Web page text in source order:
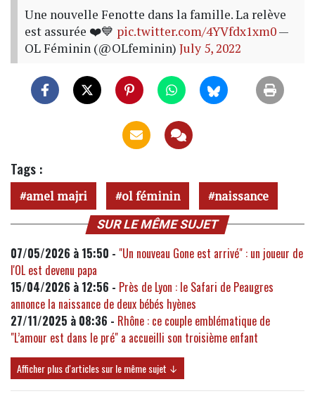
Une nouvelle Fenotte dans la famille. La relève
est assurée ❤️💙 pic.twitter.com/4YVfdx1xm0—
OL Féminin (@OLfeminin) July 5, 2022
Tags :
amel majri ol féminin naissance
SUR LE MÊME SUJET
07/05/2026 à 15:50 - "Un nouveau Gone est arrivé" : un joueur de
l'OL est devenu papa
15/04/2026 à 12:56 - Près de Lyon : le Safari de Peaugres
annonce la naissance de deux bébés hyènes
27/11/2025 à 08:36 - Rhône : ce couple emblématique de
"L’amour est dans le pré" a accueilli son troisième enfant
Afficher plus d'articles sur le même sujet ↓